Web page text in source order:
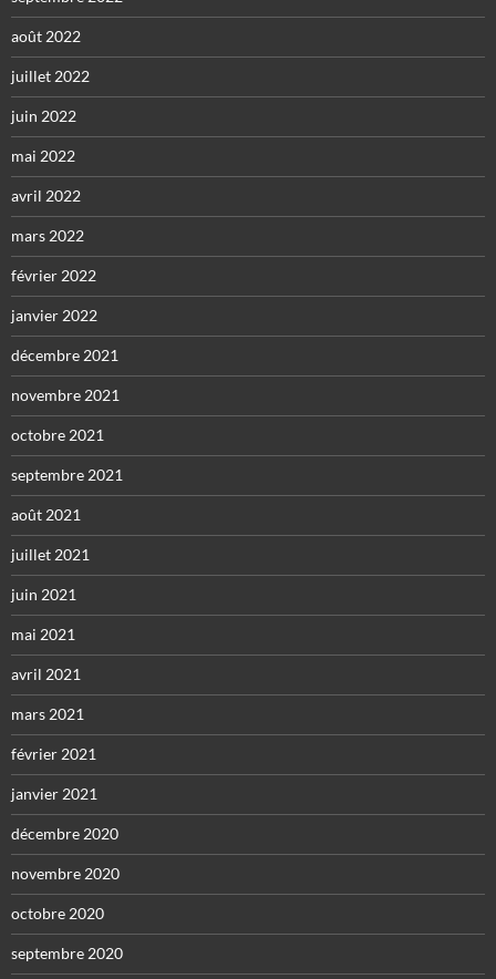
août 2022
juillet 2022
juin 2022
mai 2022
avril 2022
mars 2022
février 2022
janvier 2022
décembre 2021
novembre 2021
octobre 2021
septembre 2021
août 2021
juillet 2021
juin 2021
mai 2021
avril 2021
mars 2021
février 2021
janvier 2021
décembre 2020
novembre 2020
octobre 2020
septembre 2020